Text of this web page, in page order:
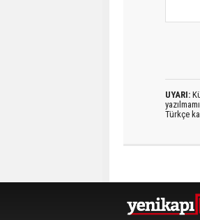
UYARI:
Türkçe